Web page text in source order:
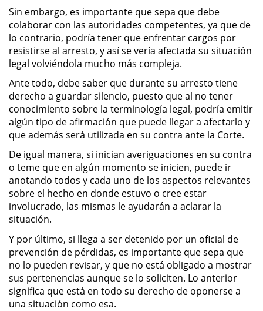
Fraude a la Compensación a los
Trabajadores
Fraude de Seguro de Auto
Fraude del Seguro de
Desempleo
Fraude de Tarjetas de Crédito
Práctica No Autorizada de la
Medicina
Delitos de Hurto
Hurto Mayor
Hurto Mayor de Auto
Hurto Menor
Recepción de Propiedad
Robada
Sin embargo, es importante que sepa que debe
colaborar con las autoridades competentes, ya que de
lo contrario, podría tener que enfrentar cargos por
resistirse al arresto, y así se vería afectada su situación
legal volviéndola mucho más compleja.
Ante todo, debe saber que durante su arresto tiene
derecho a guardar silencio, puesto que al no tener
conocimiento sobre la terminología legal, podría emitir
algún tipo de afirmación que puede llegar a afectarlo y
que además será utilizada en su contra ante la Corte.
De igual manera, si inician averiguaciones en su contra
o teme que en algún momento se inicien, puede ir
anotando todos y cada uno de los aspectos relevantes
sobre el hecho en donde estuvo o cree estar
involucrado, las mismas le ayudarán a aclarar la
situación.
Y por último, si llega a ser detenido por un oficial de
prevención de pérdidas, es importante que sepa que
no lo pueden revisar, y que no está obligado a mostrar
sus pertenencias aunque se lo soliciten. Lo anterior
significa que está en todo su derecho de oponerse a
una situación como esa.